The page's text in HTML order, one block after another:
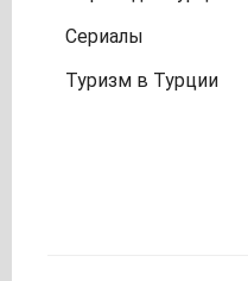
Сериалы
Туризм в Турции